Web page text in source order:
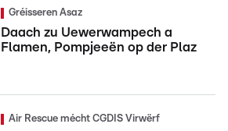
Gréisseren Asaz
Daach zu Uewerwampech a
Flamen, Pompjeeën op der Plaz
Air Rescue mécht CGDIS Virwërf